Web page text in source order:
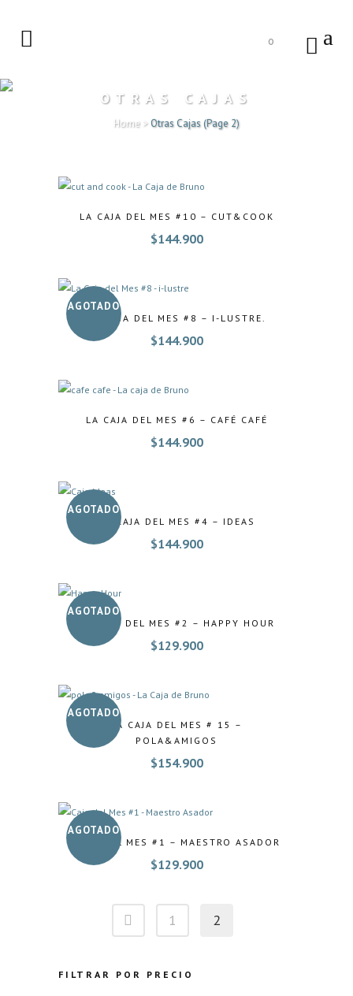
0
OTRAS CAJAS
Home > Otras Cajas(Page 2)
FILTRAR POR PRECIO
LA CAJA DEL MES #10 – CUT&COOK
$144.900
AGOTADO
LA CAJA DEL MES #8 – I-LUSTRE.
$144.900
LA CAJA DEL MES #6 – CAFÉ CAFÉ
$144.900
AGOTADO
LA CAJA DEL MES #4 – IDEAS
$144.900
AGOTADO
LA CAJA DEL MES #2 – HAPPY HOUR
$129.900
AGOTADO
LA CAJA DEL MES # 15 –
POLA&AMIGOS
$154.900
AGOTADO
CAJA DEL MES #1 – MAESTRO ASADOR
$129.900
1 2